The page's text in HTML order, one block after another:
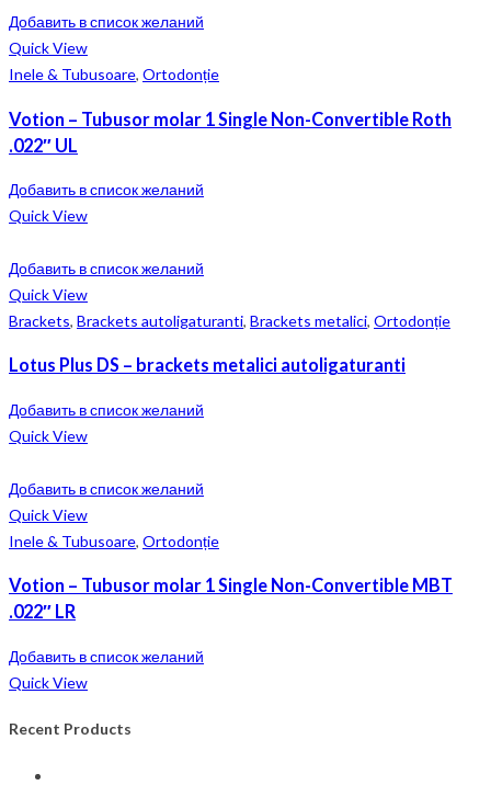
Добавить в список желаний
Quick View
Inele & Tubusoare, Ortodonție
Votion – Tubusor molar 1 Single Non-Convertible Roth
.022″ UL
Добавить в список желаний
Quick View
Добавить в список желаний
Quick View
Brackets, Brackets autoligaturanti, Brackets metalici, Ortodonție
Lotus Plus DS – brackets metalici autoligaturanti
Добавить в список желаний
Quick View
Добавить в список желаний
Quick View
Inele & Tubusoare, Ortodonție
Votion – Tubusor molar 1 Single Non-Convertible MBT
.022″ LR
Добавить в список желаний
Quick View
Recent Products